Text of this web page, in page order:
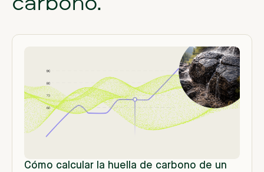
Cómo calcular la huella de carbono de un